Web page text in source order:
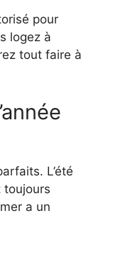
pour
logez à
tout faire à
L’été
toujours
a un